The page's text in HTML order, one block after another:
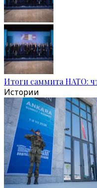
Итоги саммита НАТО:
Истории